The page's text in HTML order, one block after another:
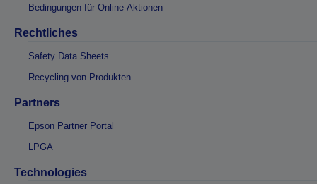
Bedingungen für Online-Aktionen
Rechtliches
Safety Data Sheets
Recycling von Produkten
Partners
Epson Partner Portal
LPGA
Technologies